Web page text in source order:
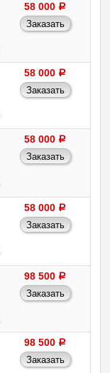
58 000 a
58 000 a
58 000 a
58 000 a
98 500 a
98 500 a